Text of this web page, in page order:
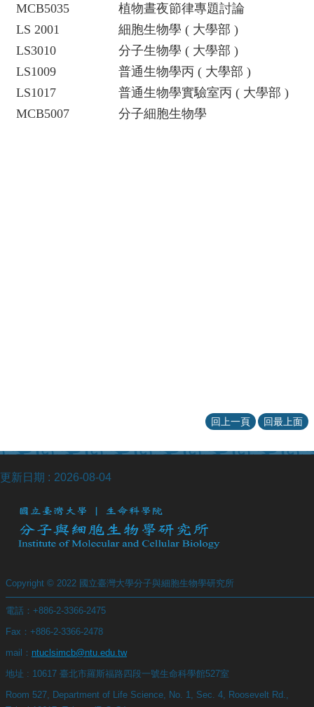
MCB5035
植物晝夜節律專題討論
LS 2001
細胞生物學 ( 大學部 )
LS3010
分子生物學 ( 大學部 )
LS1009
普通生物學丙 ( 大學部 )
LS1017
普通生物學實驗室丙 ( 大學部 )
MCB5007
分子細胞生物學
回上一頁 回最上面
更新日期 2026-08-04
Copyright © 2022 國立臺灣大學分子與細胞生物學研究所
電話：+886-2-3366-2475
Fax：+886-2-3366-2478
mail： ntuclsimcb@ntu.edu.tw
地址 : 10617 臺北市羅斯福路四段一號生命科學館527室
Room 527, Department of Life Science, No. 1, Sec. 4, Roosevelt Rd.,